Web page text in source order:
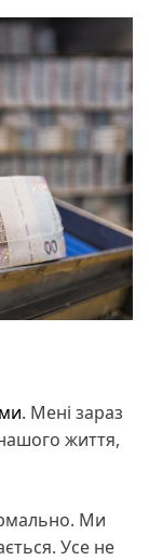
. Мені зараз
життя,
Ми
Усе не